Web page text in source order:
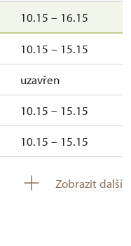
10.15 – 16.15
10.15 – 15.15
uzavřen
10.15 – 15.15
10.15 – 15.15
10.15 – 15.15
Zobrazit další